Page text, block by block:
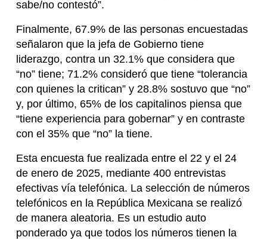
sabe/no contestó”.
Finalmente, 67.9% de las personas encuestadas
señalaron que la jefa de Gobierno tiene
liderazgo, contra un 32.1% que considera que
“no” tiene; 71.2% consideró que tiene “tolerancia
con quienes la critican” y 28.8% sostuvo que “no”
y, por último, 65% de los capitalinos piensa que
“tiene experiencia para gobernar” y en contraste
con el 35% que “no” la tiene.
Esta encuesta fue realizada entre el 22 y el 24
de enero de 2025, mediante 400 entrevistas
efectivas vía telefónica. La selección de números
telefónicos en la República Mexicana se realizó
de manera aleatoria. Es un estudio auto
ponderado ya que todos los números tienen la